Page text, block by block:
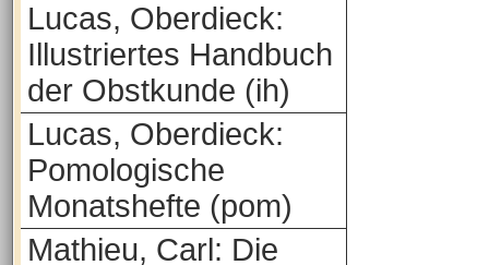
Lucas, Oberdieck:
Illustriertes Handbuch
der Obstkunde (ih)
Lucas, Oberdieck:
Pomologische
Monatshefte (pom)
Mathieu, Carl: Die